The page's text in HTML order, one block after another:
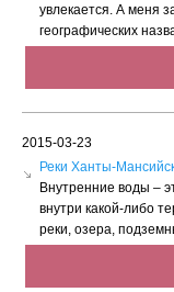
увлекается. А меня
географических
2015-03-23
Реки Ханты-
Внутренние воды –
внутри какой-либо
реки, озера,